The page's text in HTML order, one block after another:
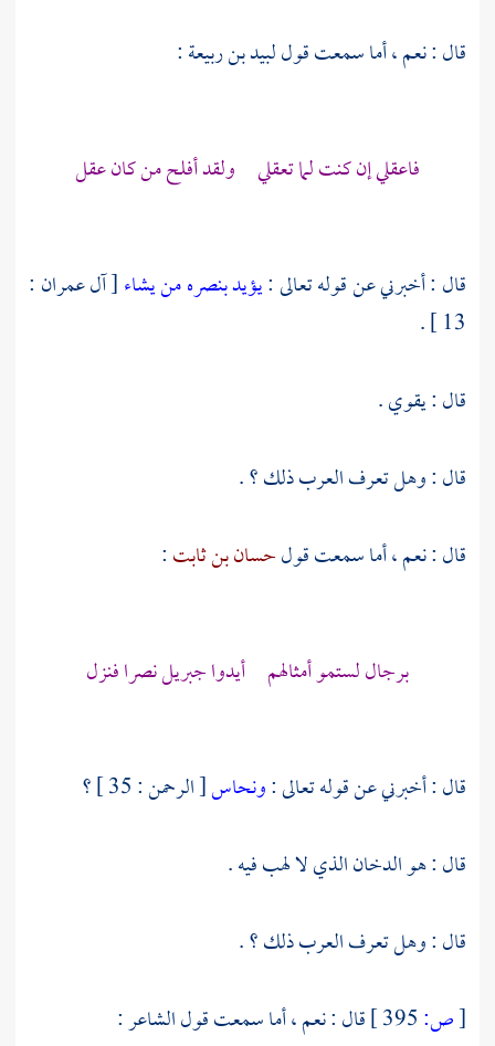
قال : نعم ، أما سمعت قوللبيد بن ربيعة:
فاعقلي إن كنت لما تعقلي ولقد أفلح من كان عقل
قال : أخبرني عن قوله تعالى :يؤيد بنصره من يشاء[ آل عمران :
13 ] .
قال : يقوي .
قال : وهل تعرف العرب ذلك ؟ .
قال : نعم ، أما سمعت قولحسان بن ثابت:
برجال لستمو أمثالهم أيدواجبريلنصرا فنزل
قال : أخبرني عن قوله تعالى :ونحاس[ الرحمن : 35 ] ؟
قال : هو الدخان الذي لا لهب فيه .
قال : وهل تعرف العرب ذلك ؟ .
[ص: قال : نعم ، أما سمعت قول الشاعر :